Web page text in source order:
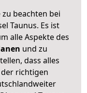
beachten bei
Taunus. Es ist
alle Aspekte des
und zu
dass alles
richtigen